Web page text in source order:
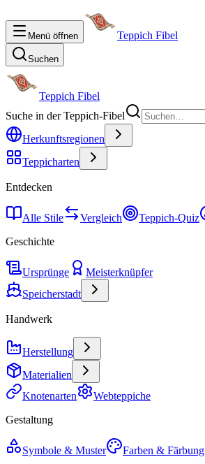
Menü öffnen Teppich Fibel
Suchen
Teppich Fibel
Suche in der Teppich-Fibel
Herkunftsregionen
Teppicharten
Entdecken
Alle Stile Vergleich Teppich-Quiz
Geschichte
Ursprünge
Meisterknüpfer
Speicherstadt
Handwerk
Herstellung
Materialien
Knotenarten
Webteppiche
Gestaltung
Symbole & Muster Farben & Färbung